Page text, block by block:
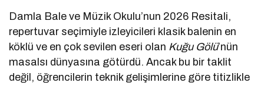
Damla Bale ve Müzik Okulu’nun 2026 Resitali,
repertuvar seçimiyle izleyicileri klasik balenin en
köklü ve en çok sevilen eseri olan Kuğu Gölü’nün
masalsı dünyasına götürdü. Ancak bu bir taklit
değil, öğrencilerin teknik gelişimlerine göre titizlikle